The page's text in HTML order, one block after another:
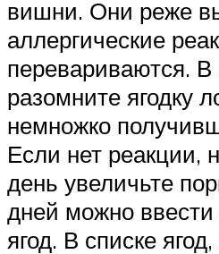
вишни. Они реже
аллергические
перевариваются.
разомните ягодку
немножко
Если нет реакции,
день увеличьте
дней можно
ягод. В списке